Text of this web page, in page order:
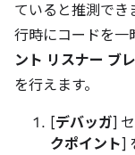
ていると推測でき
行時にコードを一
ント リスナー ブ
を行えます。
[デバッガ]
クポイント]